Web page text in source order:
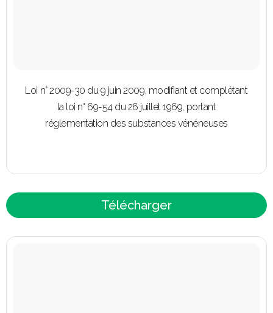
Loi n° 2009-30 du 9 juin 2009, modifiant et complétant
la loi n° 69-54 du 26 juillet 1969, portant
réglementation des substances vénéneuses
Télécharger